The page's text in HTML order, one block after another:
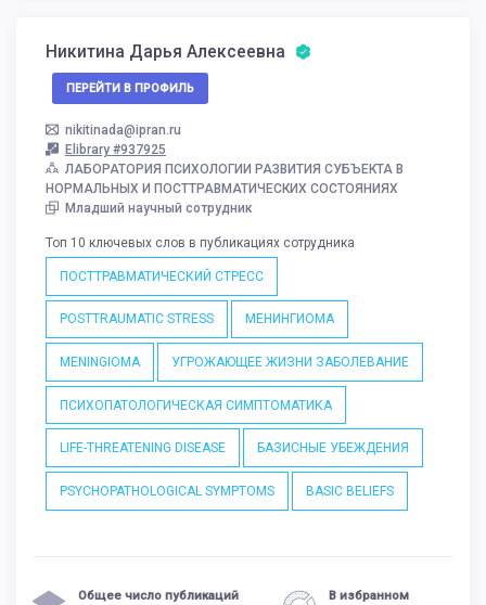
Никитина Дарья Алексеевна
ПЕРЕЙТИ В ПРОФИЛЬ
nikitinada@ipran.ru
Elibrary #937925
ЛАБОРАТОРИЯ ПСИХОЛОГИИ РАЗВИТИЯ СУБЪЕКТА В
НОРМАЛЬНЫХ И ПОСТТРАВМАТИЧЕСКИХ СОСТОЯНИЯХ
Младший научный сотрудник
Топ 10 ключевых слов в публикациях сотрудника
ПОСТТРАВМАТИЧЕСКИЙ СТРЕСС
POSTTRAUMATIC STRESS МЕНИНГИОМА
MENINGIOMA УГРОЖАЮЩЕЕ ЖИЗНИ ЗАБОЛЕВАНИЕ
ПСИХОПАТОЛОГИЧЕСКАЯ СИМПТОМАТИКА
LIFE-THREATENING DISEASE БАЗИСНЫЕ УБЕЖДЕНИЯ
PSYCHOPATHOLOGICAL SYMPTOMS BASIC BELIEFS
Общее число публикаций В избранном